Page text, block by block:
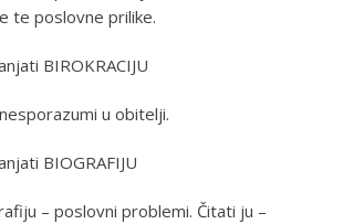
te poslovne prilike.
BIROKRACIJU
u obitelji.
BIOGRAFIJU
– poslovni problemi. Čitati ju –